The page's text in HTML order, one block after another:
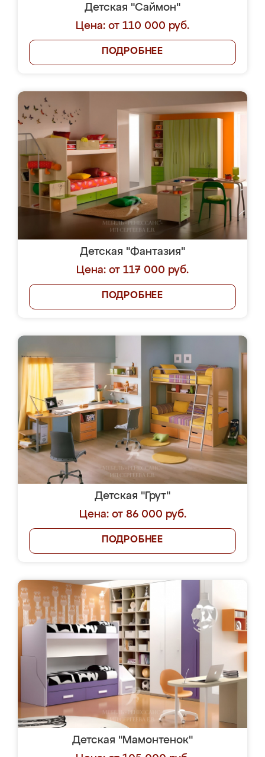
Детская "Саймон"
Цена: от 110 000 руб.
ПОДРОБНЕЕ
Детская "Фантазия"
Цена: от 117 000 руб.
ПОДРОБНЕЕ
Детская "Грут"
Цена: от 86 000 руб.
ПОДРОБНЕЕ
Детская "Мамонтенок"